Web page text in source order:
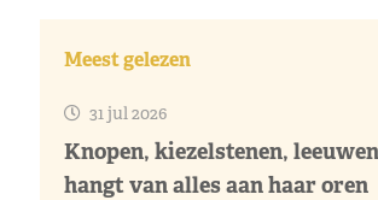
Meest gelezen
31 jul 2026
Knopen, kiezelstenen,
hangt van alles aan haar oren